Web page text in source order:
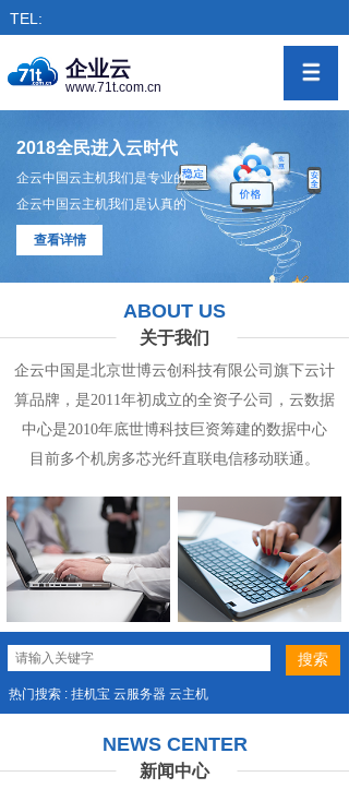
TEL:
企业云
www.71t.com.cn
2018全民进入云时代
企云中国云主机我们是专业的
企云中国云主机我们是认真的
查看详情
ABOUT US
关于我们
企云中国是北京世博云创科技有限公司旗下云计
算品牌，是2011年初成立的全资子公司， 云数据
中心是2010年底世博科技巨资筹建的数据中心
目前多个机房多芯光纤直联电信移动联通。
热门搜索 : 挂机宝 云服务器 云主机
NEWS CENTER
新闻中心